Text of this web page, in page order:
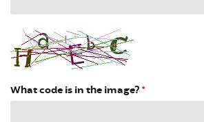
What code is in the image? *